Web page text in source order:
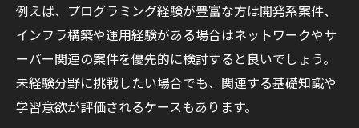
短時間で成果を出すITエンジニア副業戦略
ITエンジニア案件を効率良く見つけるコツ
ITエンジニア案件情報を効率的に収集する方
法
複数サービスを活用した案件比較の実践法
例えば、プログラミング経験が豊富な方は開発系案件、
インフラ構築や運用経験がある場合はネットワークやサ
ーバー関連の案件を優先的に検討すると良いでしょう。
未経験分野に挑戦したい場合でも、関連する基礎知識や
学習意欲が評価されるケースもあります。